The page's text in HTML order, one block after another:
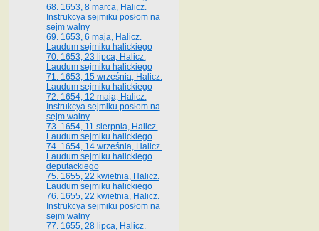
68. 1653, 8 marca, Halicz.
Instrukcya sejmiku posłom na
sejm walny
69. 1653, 6 maja, Halicz.
Laudum sejmiku halickiego
70. 1653, 23 lipca, Halicz.
Laudum sejmiku halickiego
71. 1653, 15 września, Halicz.
Laudum sejmiku halickiego
72. 1654, 12 maja, Halicz.
Instrukcya sejmiku posłom na
sejm walny
73. 1654, 11 sierpnia, Halicz.
Laudum sejmiku halickiego
74. 1654, 14 września, Halicz.
Laudum sejmiku halickiego
deputackiego
75. 1655, 22 kwietnia, Halicz.
Laudum sejmiku halickiego
76. 1655, 22 kwietnia, Halicz.
Instrukcya sejmiku posłom na
sejm walny
77. 1655, 28 lipca, Halicz.